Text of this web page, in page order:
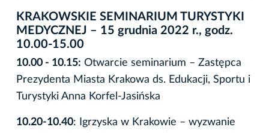
KRAKOWSKIE SEMINARIUM TURYSTYKI
MEDYCZNEJ – 15 grudnia 2022 r., godz.
10.00-15.00
10.00 - 10.15: Otwarcie seminarium – Zastępca
Prezydenta Miasta Krakowa ds. Edukacji, Sportu i
Turystyki Anna Korfel-Jasińska
10.20-10.40: Igrzyska w Krakowie – wyzwanie